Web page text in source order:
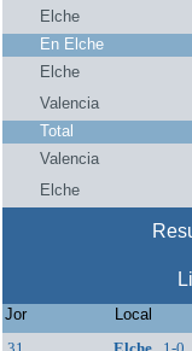
Elche
En Elche
Elche
Valencia
Total
Valencia
Elche
Jor Local